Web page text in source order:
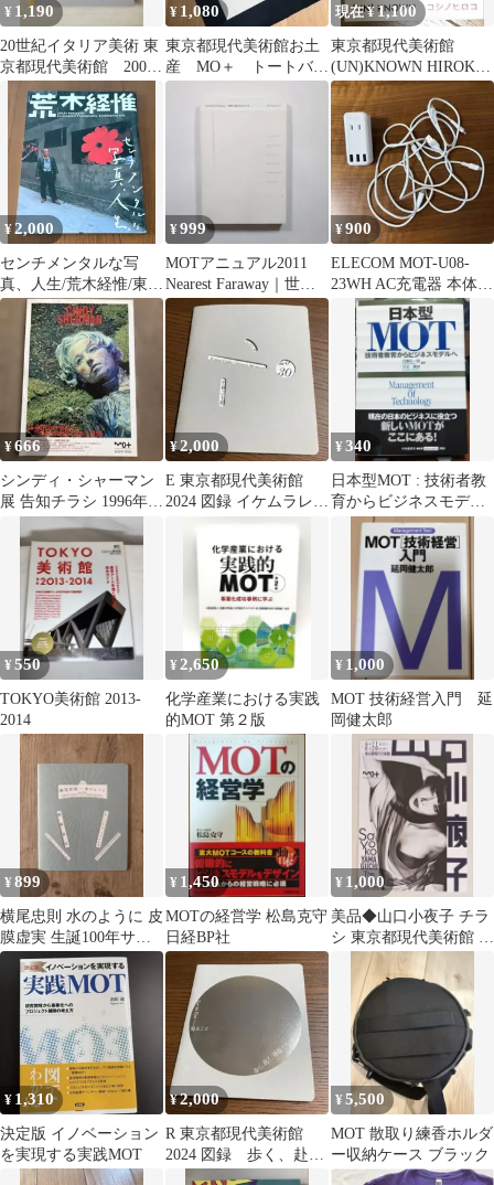
¥ 1,190
20世紀イタリア美術 東
京都現代美術館 2001
年 図録
¥ 1,080
東京都現代美術館お土
産 MO＋ トートバッ
グ ブラック
現在 ¥1,100
東京都現代美術館
(UN)KNOWN HIROKO
KOSHINO 缶バッジ
¥2,000
センチメンタルな写
真、人生/荒木経惟/東京
都現代美術館
¥999
MOTアニュアル2011
Nearest Faraway｜世界
の深さのはかり方
¥900
ELECOM MOT-U08-
23WH AC充電器 本体
ケーブル３本つき
¥666
シンディ・シャーマン
展 告知チラシ 1996年
東京都現代美術館
¥ 2,000
E 東京都現代美術館
2024 図録 イケムラレイ
コ 朝倉摂 非売品
¥340
日本型MOT : 技術者教
育からビジネスモデル
¥550
TOKYO美術館 2013-
2014
¥ 2,650
化学産業における実践
的MOT 第２版
¥ 1,000
MOT 技術経営入門 延
岡健太郎
¥899
横尾忠則 水のように 皮
膜虚実 生誕100年サ
ム・フランシス 東京都
現代美術館
¥ 1,450
MOTの経営学 松島克守
日経BP社
¥ 1,000
美品◆山口小夜子 チラ
シ 東京都現代美術館 フ
ライヤー コラージュ 未
来を着る人
¥ 1,310
決定版 イノベーション
を実現する実践MOT
¥2,000
R 東京都現代美術館
2024 図録 歩く、赴
く、移動する。非売品
¥5,500
MOT 散取り練香ホルダ
ー収納ケース ブラック